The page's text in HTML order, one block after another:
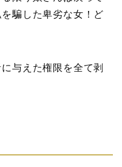
騙した卑劣な女！ど
与えた権限を全て剥